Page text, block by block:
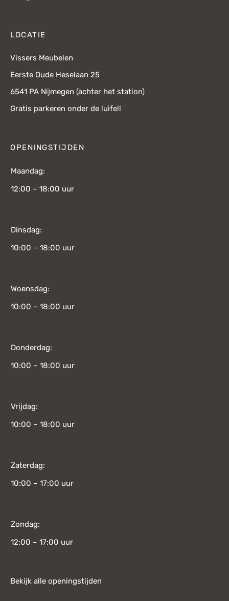
LOCATIE
Vissers Meubelen
Eerste Oude Heselaan 25
6541 PA Nijmegen (achter het station)
Gratis parkeren onder de luifel!
OPENINGSTIJDEN
Maandag:
12:00 – 18:00 uur
Dinsdag:
10:00 – 18:00 uur
Woensdag:
10:00 – 18:00 uur
Donderdag:
10:00 – 18:00 uur
Vrijdag:
10:00 – 18:00 uur
Zaterdag:
10:00 – 17:00 uur
Zondag:
12:00 – 17:00 uur
Bekijk alle openingstijden